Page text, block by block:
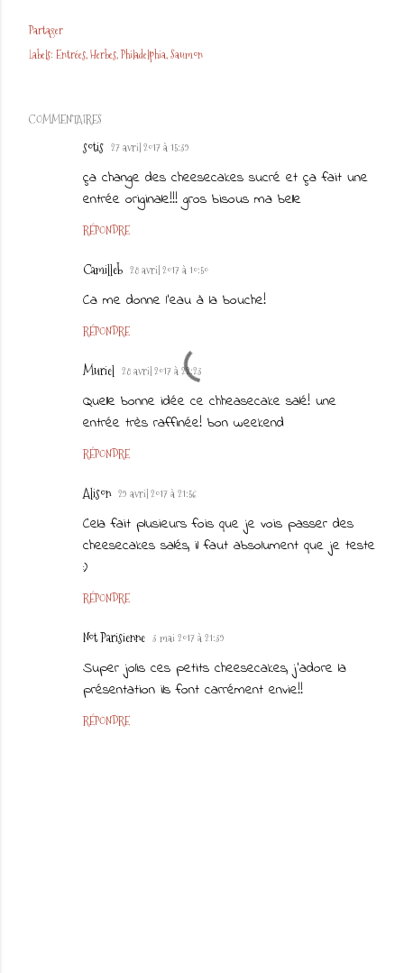
Partager
Labels: Entrées Herbes Philadelphia Saumon
COMMENTAIRES
sotis 27 avril 2017 à 15:39
ça change des cheesecakes sucré et ça fait une
entrée originale!!! gros bisous ma belle
RÉPONDRE
Camilleb 28 avril 2017 à 10:50
Ca me donne l'eau à la bouche!
RÉPONDRE
Muriel 28 avril 2017 à 22:23
Quelle bonne idée ce chheasecake salé! une
entrée très raffinée! bon weekend
RÉPONDRE
Alison 29 avril 2017 à 21:56
Cela fait plusieurs fois que je vois passer des
cheesecakes salés, il faut absolument que je teste
:)
RÉPONDRE
Not Parisienne 3 mai 2017 à 21:39
Super jolis ces petits cheesecakes, j'adore la
présentation ils font carrément envie!!
RÉPONDRE